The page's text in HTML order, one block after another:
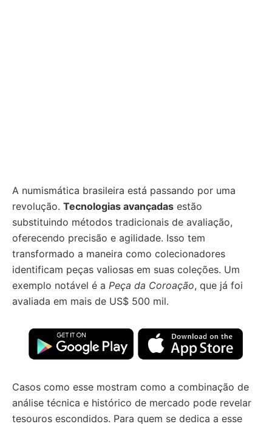
A numismática brasileira está passando por uma
revolução. Tecnologias avançadas estão
substituindo métodos tradicionais de avaliação,
oferecendo precisão e agilidade. Isso tem
transformado a maneira como colecionadores
identificam peças valiosas em suas coleções. Um
exemplo notável é a Peça da Coroação, que já foi
avaliada em mais de US$ 500 mil.
Casos como esse mostram como a combinação de
análise técnica e histórico de mercado pode revelar
tesouros escondidos. Para quem se dedica a esse